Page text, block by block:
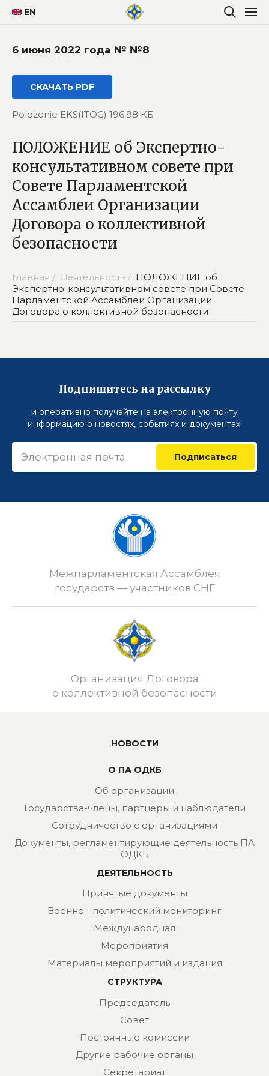
EN
6 июня 2022 года № №8
СКАЧАТЬ PDF
Polozenie EKS(ITOG) 196.98 КБ
ПОЛОЖЕНИЕ об Экспертно-
консультативном совете при
Совете Парламентской
Ассамблеи Организации
Договора о коллективной
безопасности
Главная / Деятельность / ПОЛОЖЕНИЕ об
Экспертно-консультативном совете при Совете
Парламентской Ассамблеи Организации
Договора о коллективной безопасности
Подпишитесь на рассылку
и оперативно получайте на электронную почту
информацию о новостях, событиях и документах:
Подписаться
Межпарламентская Ассамблея
государств — участников СНГ
Организация Договора
о коллективной безопасности
НОВОСТИ
О ПА ОДКБ
Об организации
Государства-члены, партнеры и наблюдатели
Сотрудничество с организациями
Документы, регламентирующие деятельность ПА
ОДКБ
ДЕЯТЕЛЬНОСТЬ
Принятые документы
Военно - политический мониторинг
Международная
Мероприятия
Материалы мероприятий и издания
СТРУКТУРА
Председатель
Совет
Постоянные комиссии
Другие рабочие органы
Секретариат